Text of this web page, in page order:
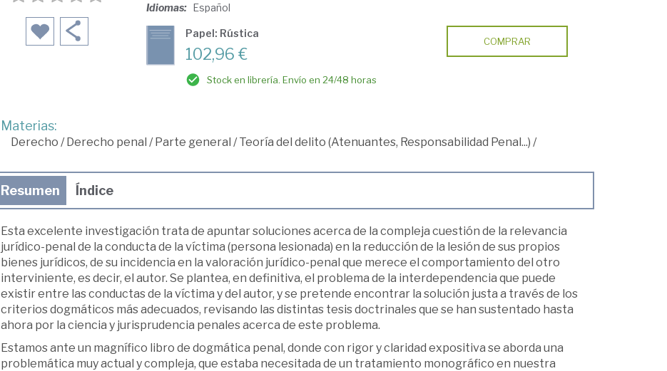
Idiomas: Español
Papel: Rústica
102,96 €
Stock en librería. Envío en 24/48 horas
COMPRAR
Materias:
Derecho /Derecho penal /Parte general /Teoría del delito (Atenuantes, Responsabilidad Penal...) /
Resumen Índice
Esta excelente investigación trata de apuntar soluciones acerca de la compleja cuestión de la relevancia
jurídico-penal de la conducta de la víctima (persona lesionada) en la reducción de la lesión de sus propios
bienes jurídicos, de su incidencia en la valoración jurídico-penal que merece el comportamiento del otro
interviniente, es decir, el autor. Se plantea, en definitiva, el problema de la interdependencia que puede
existir entre las conductas de la víctima y del autor, y se pretende encontrar la solución justa a través de los
criterios dogmáticos más adecuados, revisando las distintas tesis doctrinales que se han sustentado hasta
ahora por la ciencia y jurisprudencia penales acerca de este problema.
Estamos ante un magnífico libro de dogmática penal, donde con rigor y claridad expositiva se aborda una
problemática muy actual y compleja, que estaba necesitada de un tratamiento monográfico en nuestra